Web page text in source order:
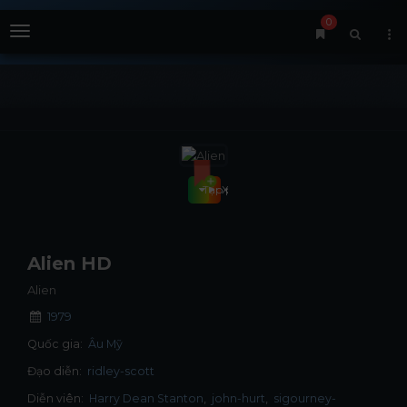
Menu
0
Xem phim
Tập phim
Alien HD
Alien
1979
Quốc gia: Âu Mỹ
Đạo diễn: ridley-scott
Diễn viên: Harry Dean Stanton john-hurt
sigourney-